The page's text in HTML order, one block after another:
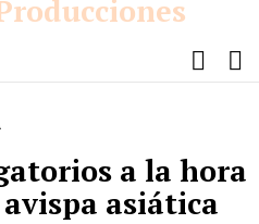
a la hora
asiática